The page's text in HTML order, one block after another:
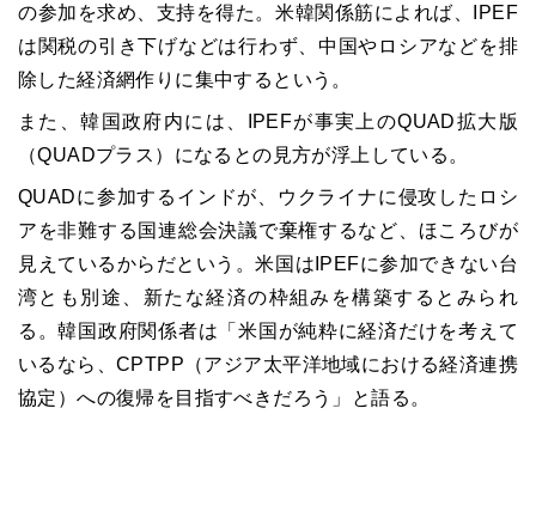
の参加を求め、支持を得た。米韓関係筋によれば、IPEF
は関税の引き下げなどは行わず、中国やロシアなどを排
除した経済網作りに集中するという。
また、韓国政府内には、IPEFが事実上のQUAD拡大版
（QUADプラス）になるとの見方が浮上している。
QUADに参加するインドが、ウクライナに侵攻したロシ
アを非難する国連総会決議で棄権するなど、ほころびが
見えているからだという。米国はIPEFに参加できない台
湾とも別途、新たな経済の枠組みを構築するとみられ
る。韓国政府関係者は「米国が純粋に経済だけを考えて
いるなら、CPTPP（アジア太平洋地域における経済連携
協定）への復帰を目指すべきだろう」と語る。